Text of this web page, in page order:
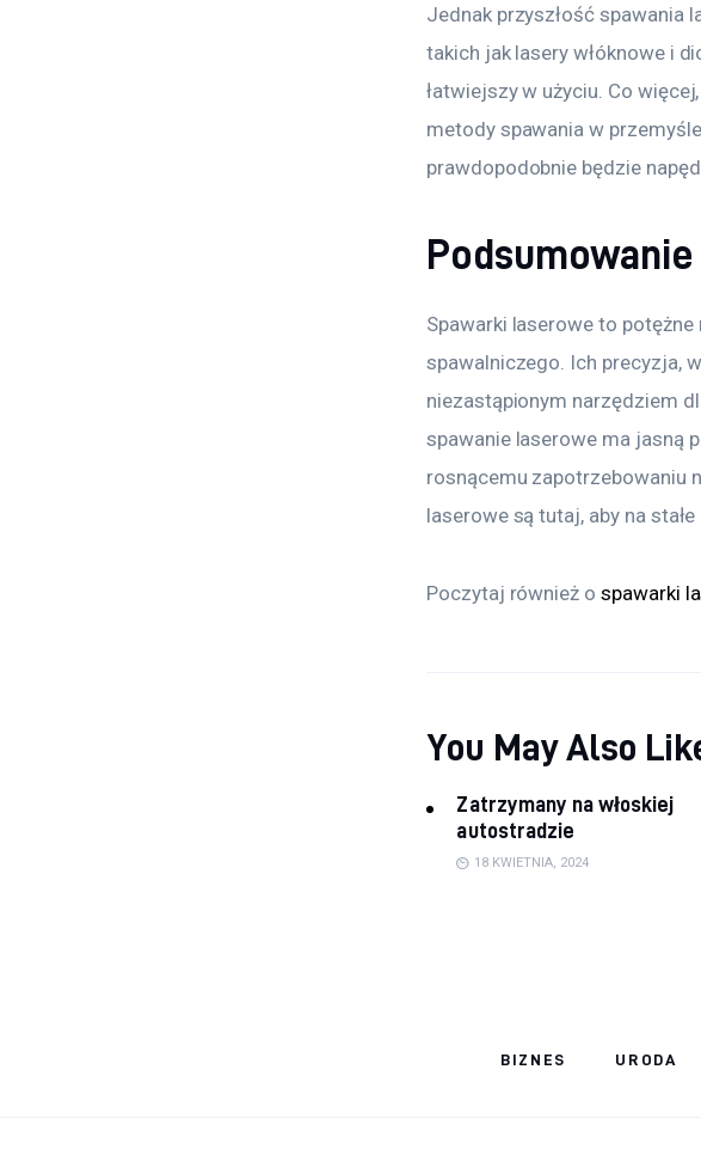
Jednak przyszłość spawania
takich jak lasery włóknowe i
łatwiejszy w użyciu. Co
metody spawania w
prawdopodobnie będzie
Podsumowanie
Spawarki laserowe to
spawalniczego. Ich precyzja,
niezastąpionym narzędziem
spawanie laserowe ma jasną
rosnącemu zapotrzebowaniu
laserowe są tutaj, aby na
Poczytaj również o spawarki
You May Also
Zatrzymany na włoskiej
autostradzie
18 KWIETNIA, 2024
BIZNES URODA